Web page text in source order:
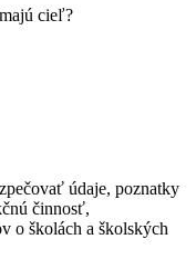
cieľ?
údaje, poznatky
činnosť,
o školách a školských